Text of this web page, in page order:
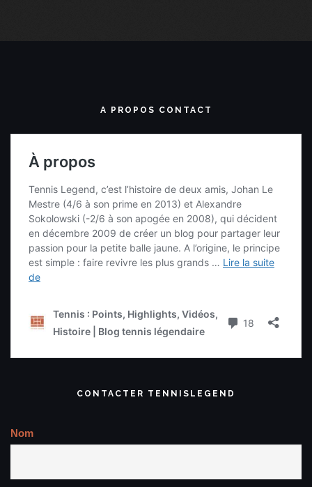
A PROPOS CONTACT
CONTACTER TENNISLEGEND
Nom